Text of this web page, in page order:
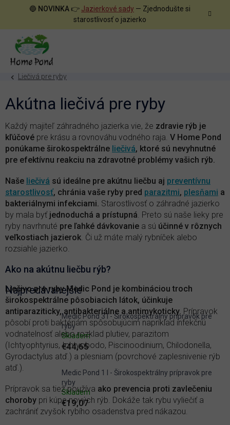
🔵 NOVINKA 👉 Jazierkové sady — Zjednodušte si
starostlivosť o jazierko
Liečivá pre ryby
Akútna liečivá pre ryby
Každý majiteľ záhradného jazierka vie, že zdravie rýb je
kľúčové pre krásu a rovnováhu vodného raja. V Home Pond
ponúkame širokospektrálne liečivá, ktoré sú nevyhnutné
pre efektívnu reakciu na zdravotné problémy vašich rýb.
Naše liečivá sú ideálne pre akútnu liečbu aj preventívnu
starostlivosť, chránia vaše ryby pred parazitmi, plesňami a
bakteriálnymi infekciami. Starostlivosť o záhradné jazierko
by mala byť jednoduchá a prístupná . Preto sú naše lieky pre
ryby navrhnuté pre ľahké dávkovanie a sú účinné v rôznych
veľkostiach jazierok . Či už máte malý rybníček alebo
rozsiahle jazierko.
Ako na akútnu liečbu rýb?
Liečivo pre ryby Medic Pond je kombináciou troch
širokospektrálne pôsobiacich látok, účinkuje
antiparaziticky, antibakteriálne a antimykoticky. Prípravok
pôsobí proti baktériám spôsobujúcim napríklad infekčnú
vodnatelnosť alebo rozklad plutiev, parazitom
(Ichtyophtyrius, Ichtyobodo, Piscinoodinium, Chilodonella,
Gyrodactylus atď.) a plesniam (povrchové zaplesnivenie rýb
atď.).
Prípravok sa tiež používa ako prevencia proti zavlečeniu
choroby pri kúpe nových rýb. Dokáže tak rybu vyliečiť a
zachrániť zvyšok rybího osadenstva pred nákazou.
Najpredávanejšie
Medic Pond 3 l - Širokospektrálny prípravok pre
ryby
Skladem
€44,65
Medic Pond 1 l - Širokospektrálny prípravok pre
ryby
Skladem
€19,07